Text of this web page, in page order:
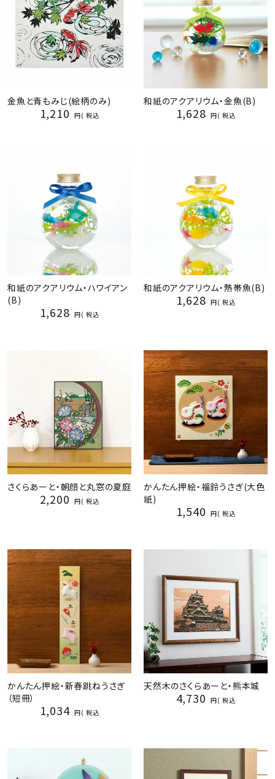
金魚と青もみじ(絵柄のみ)
1,210 税込
和紙のアクアリウム・金魚(B)
1,628 税込
和紙のアクアリウム・ハワイアン
(B)
1,628 税込
和紙のアクアリウム・熱帯魚(B)
1,628 税込
さくらあーと・朝顔と丸窓の夏庭
2,200 税込
かんたん押絵・福鈴うさぎ(大色
紙)
1,540 税込
かんたん押絵・新春跳ねうさぎ
（短冊）
1,034 税込
天然木のさくらあーと・熊本城
4,730 税込